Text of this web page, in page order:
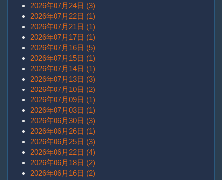
2026年07月24日 (3)
2026年07月22日 (1)
2026年07月21日 (1)
2026年07月17日 (1)
2026年07月16日 (5)
2026年07月15日 (1)
2026年07月14日 (1)
2026年07月13日 (3)
2026年07月10日 (2)
2026年07月09日 (1)
2026年07月03日 (1)
2026年06月30日 (3)
2026年06月26日 (1)
2026年06月25日 (3)
2026年06月22日 (4)
2026年06月18日 (2)
2026年06月16日 (2)